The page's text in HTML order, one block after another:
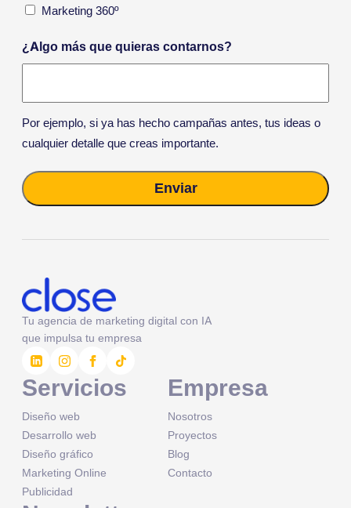
Marketing 360º
¿Algo más que quieras contarnos?
Por ejemplo, si ya has hecho campañas antes, tus ideas o
cualquier detalle que creas importante.
Enviar
Alternative:
Tu agencia de marketing digital con IA
que impulsa tu empresa
Servicios
Diseño web
Desarrollo web
Diseño gráfico
Marketing Online
Publicidad
Empresa
Nosotros
Proyectos
Blog
Contacto